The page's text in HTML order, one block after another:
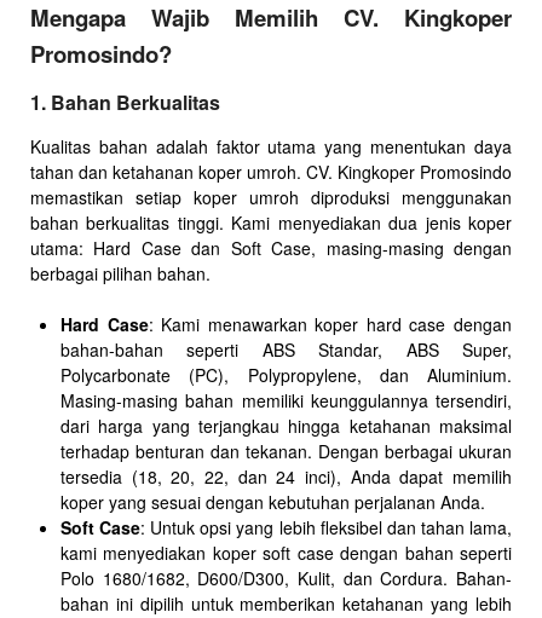
Mengapa Wajib Memilih CV. Kingkoper
Promosindo?
1. Bahan Berkualitas
Kualitas bahan adalah faktor utama yang menentukan daya
tahan dan ketahanan koper umroh. CV. Kingkoper Promosindo
memastikan setiap koper umroh diproduksi menggunakan
bahan berkualitas tinggi. Kami menyediakan dua jenis koper
utama: Hard Case dan Soft Case, masing-masing dengan
berbagai pilihan bahan.
Hard Case: Kami menawarkan koper hard case dengan
bahan-bahan seperti ABS Standar, ABS Super,
Polycarbonate (PC), Polypropylene, dan Aluminium.
Masing-masing bahan memiliki keunggulannya tersendiri,
dari harga yang terjangkau hingga ketahanan maksimal
terhadap benturan dan tekanan. Dengan berbagai ukuran
tersedia (18, 20, 22, dan 24 inci), Anda dapat memilih
koper yang sesuai dengan kebutuhan perjalanan Anda.
Soft Case: Untuk opsi yang lebih fleksibel dan tahan lama,
kami menyediakan koper soft case dengan bahan seperti
Polo 1680/1682, D600/D300, Kulit, dan Cordura. Bahan-
bahan ini dipilih untuk memberikan ketahanan yang lebih